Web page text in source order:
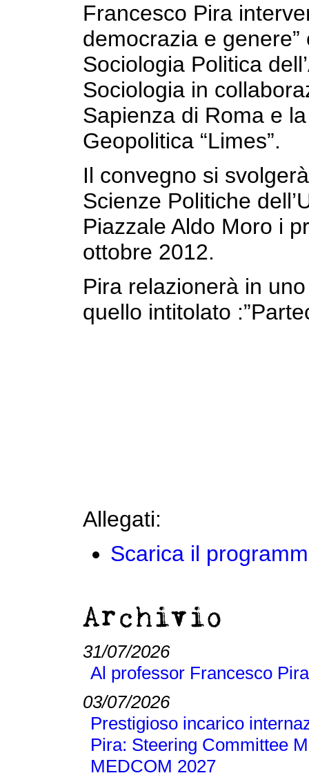
Francesco Pira
democrazia e
Sociologia Politica
Sociologia in
Sapienza di Roma e
Geopolitica “Limes”.
Il convegno si
Scienze Politiche
Piazzale Aldo Moro i
ottobre 2012.
Pira relazionerà in
quello intitolato
Allegati:
Scarica il
Archivio
31/07/2026
Al professor Francesco
03/07/2026
Prestigioso incarico
Pira: Steering Committee
MEDCOM 2027